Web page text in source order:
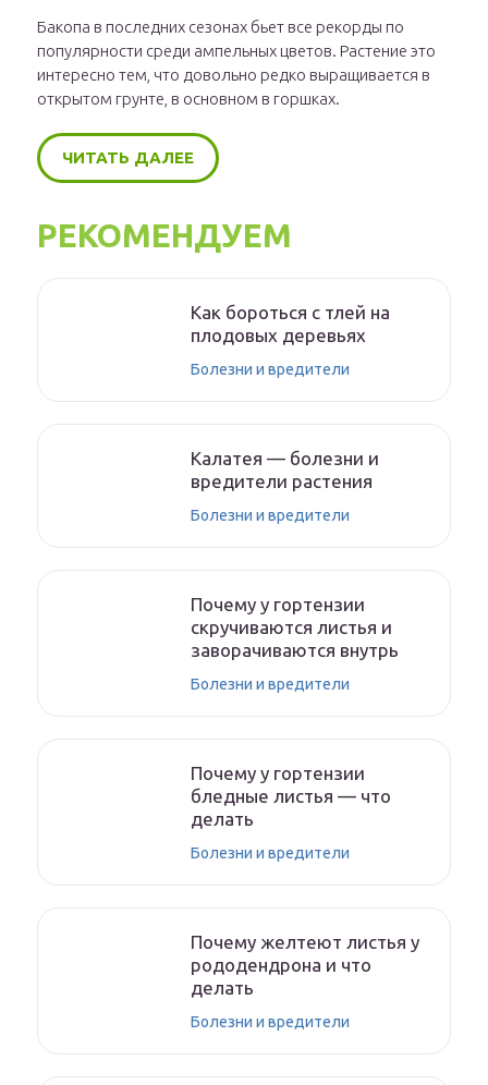
Бакопа в последних сезонах бьет все рекорды по
популярности среди ампельных цветов. Растение это
интересно тем, что довольно редко выращивается в
открытом грунте, в основном в горшках.
ЧИТАТЬ ДАЛЕЕ
РЕКОМЕНДУЕМ
Как бороться с тлей на
плодовых деревьях
Болезни и вредители
Калатея — болезни и
вредители растения
Болезни и вредители
Почему у гортензии
скручиваются листья и
заворачиваются внутрь
Болезни и вредители
Почему у гортензии
бледные листья — что
делать
Болезни и вредители
Почему желтеют листья у
рододендрона и что
делать
Болезни и вредители